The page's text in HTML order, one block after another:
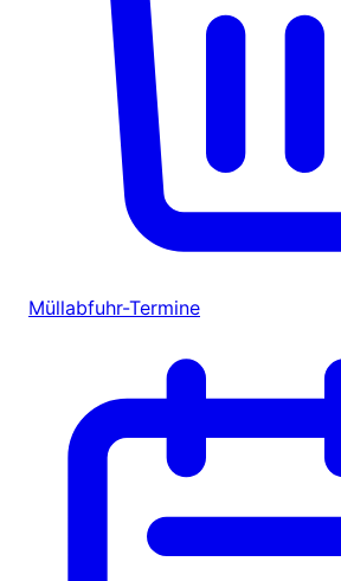
Müllabfuhr-Termine